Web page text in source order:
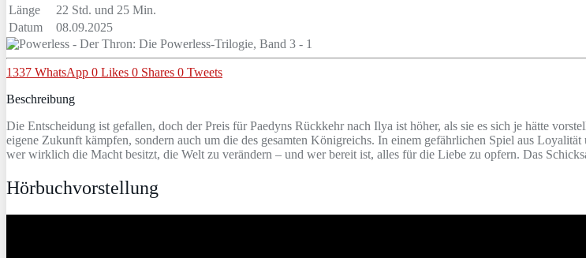
Länge
22 Std. und 25 Min.
Datum
08.09.2025
1337 WhatsApp 0 Likes 0 Shares 0 Tweets
Beschreibung
Die Entscheidung ist gefallen, doch der Preis für Paedyns Rückkehr nach Ilya ist höher, als sie es sich je hätte
eigene Zukunft kämpfen, sondern auch um die des gesamten Königreichs. In einem gefährlichen Spiel aus
wer wirklich die Macht besitzt, die Welt zu verändern – und wer bereit ist, alles für die Liebe zu opfern. Das
Hörbuchvorstellung